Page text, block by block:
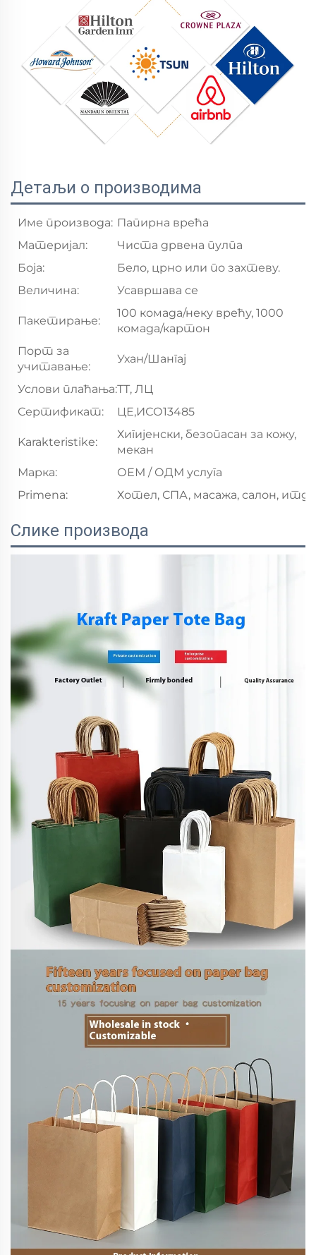
Детаљи о производима
Име производа: Папирна врећа
Материјал:
Чиста дрвена пулпа
Боја:
Бело, црно или по захтеву.
Величина:
Усавршава се
Пакетирање:
100 комада/неку врећу, 1000
комада/картон
Порт за
учитавање:
Ухан/Шангај
Услови плаћања:ТТ, ЛЦ
Сертификат:
ЦЕ,ИСО13485
Karakteristike:
Хигијенски, безопасан за кожу,
мекан
Марка:
ОЕМ / ОДМ услуга
Primena:
Хотел, СПА, масажа, салон, итд.
Слике производа